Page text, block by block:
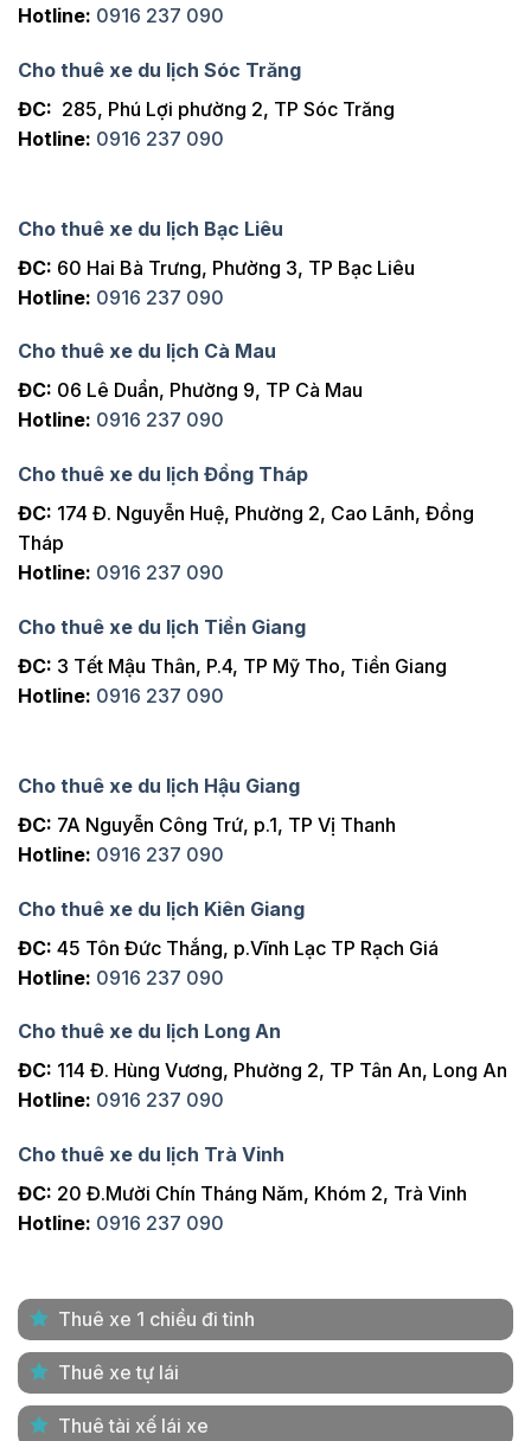
Hotline: 0916 237 090
Cho thuê xe du lịch Sóc Trăng
ĐC: 285, Phú Lợi phường 2, TP Sóc Trăng
Hotline: 0916 237 090
Cho thuê xe du lịch Bạc Liêu
ĐC: 60 Hai Bà Trưng, Phường 3, TP Bạc Liêu
Hotline: 0916 237 090
Cho thuê xe du lịch Cà Mau
ĐC: 06 Lê Duẩn, Phường 9, TP Cà Mau
Hotline: 0916 237 090
Cho thuê xe du lịch Đồng Tháp
ĐC: 174 Đ. Nguyễn Huệ, Phường 2, Cao Lãnh, Đồng
Tháp
Hotline: 0916 237 090
Cho thuê xe du lịch Tiền Giang
ĐC: 3 Tết Mậu Thân, P.4, TP Mỹ Tho, Tiền Giang
Hotline: 0916 237 090
Cho thuê xe du lịch Hậu Giang
ĐC: 7A Nguyễn Công Trứ, p.1, TP Vị Thanh
Hotline: 0916 237 090
Cho thuê xe du lịch Kiên Giang
ĐC: 45 Tôn Đức Thắng, p.Vĩnh Lạc TP Rạch Giá
Hotline: 0916 237 090
Cho thuê xe du lịch Long An
ĐC: 114 Đ. Hùng Vương, Phường 2, TP Tân An, Long An
Hotline: 0916 237 090
Cho thuê xe du lịch Trà Vinh
ĐC: 20 Đ.Mười Chín Tháng Năm, Khóm 2, Trà Vinh
Hotline: 0916 237 090
Thuê xe 1 chiều đi tỉnh
Thuê xe tự lái
Thuê tài xế lái xe